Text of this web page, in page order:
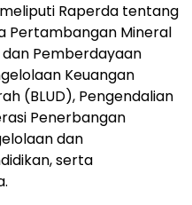
Raperda tentang
Pertambangan Mineral
dan Pemberdayaan
Keuangan
(BLUD), Pengendalian
Penerbangan
dan
serta